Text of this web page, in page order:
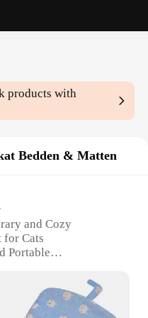
products with
Bedden & Matten
and Cozy
for Cats
Portable
Internal Cushioning